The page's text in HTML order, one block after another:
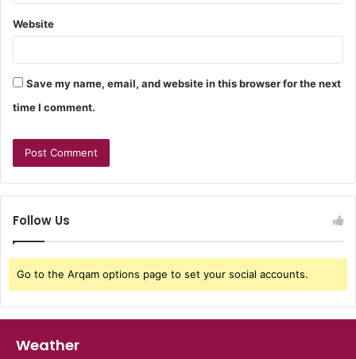
Website
Save my name, email, and website in this browser for the next
time I comment.
Follow Us
Go to the Arqam options page to set your social accounts.
Weather